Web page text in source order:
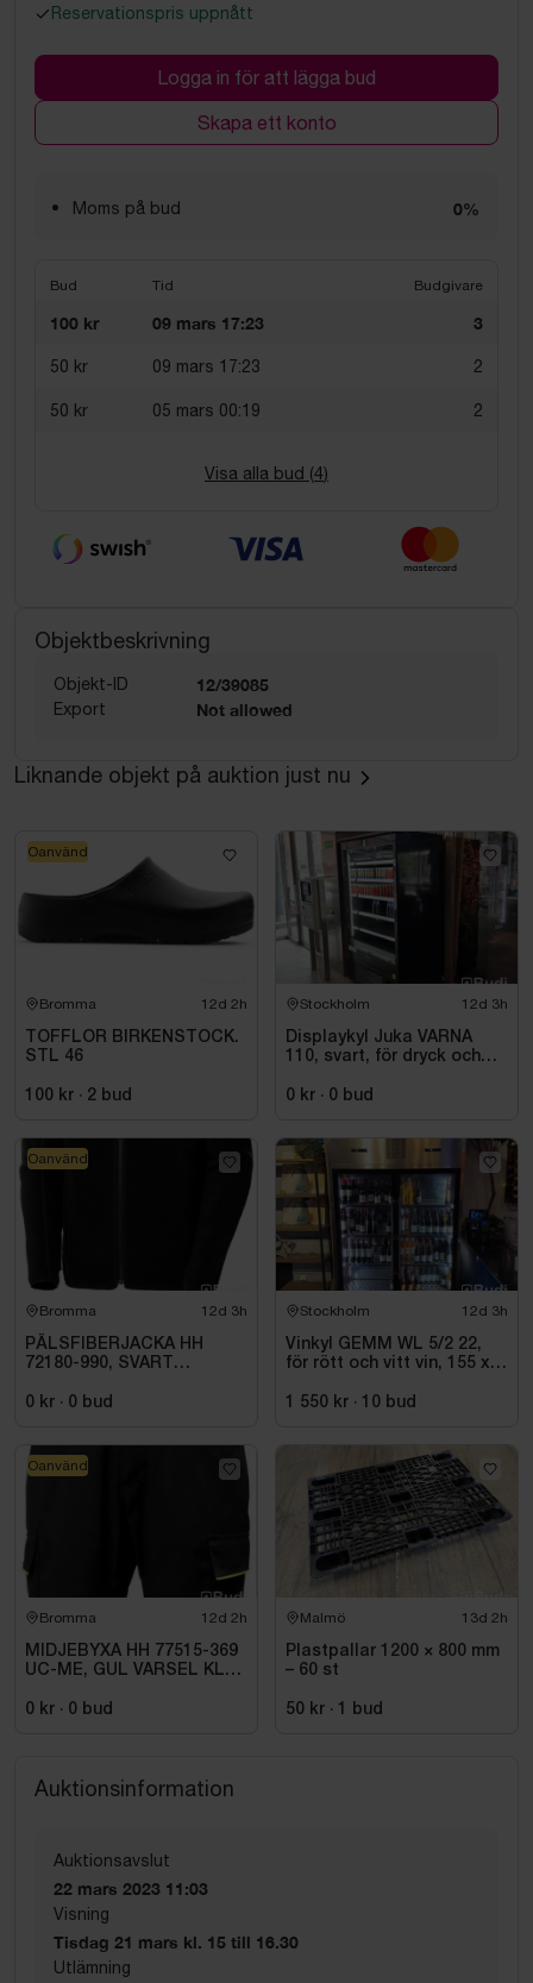
Reservationspris uppnått
Logga in för att lägga bud
Skapa ett konto
Moms på bud 0%
Bud Tid Budgivare
100 kr 09 mars 17:23 3
50 kr 09 mars 17:23 2
50 kr 05 mars 00:19 2
Visa alla bud (4)
Objektbeskrivning
Objekt-ID 12/39085
Export Not allowed
Liknande objekt på auktion just nu
Bromma 12d 2h
TOFFLOR BIRKENSTOCK.
STL 46
100 kr · 2 bud
Oanvänd
Stockholm 12d 3h
Displaykyl Juka VARNA
110, svart, för dryck och
0 kr · 0 bud
Bromma 12d 3h
PÄLSFIBERJACKA HH
72180-990, SVART
0 kr · 0 bud
Oanvänd
Stockholm 12d 3h
Vinkyl GEMM WL 5/2 22,
för rött och vitt vin, 155 x
1 550 kr · 10 bud
Bromma 12d 2h
MIDJEBYXA HH 77515-369
UC-ME, GUL VARSEL KL1.
0 kr · 0 bud
Oanvänd
Malmö 13d 2h
Plastpallar 1200 × 800 mm
– 60 st
50 kr · 1 bud
Auktionsinformation
Auktionsavslut
22 mars 2023 11:03
Visning
Tisdag 21 mars kl. 15 till 16.30
Utlämning